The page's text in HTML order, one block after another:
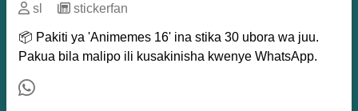
sl stickerfan
📦 Pakiti ya 'Animemes 16' ina stika 30 ubora wa juu.
Pakua bila malipo ili kusakinisha kwenye WhatsApp.